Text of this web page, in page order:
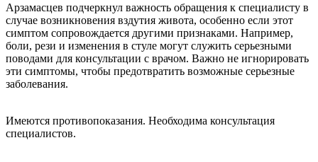
Арзамасцев подчеркнул важность обращения к специалисту в
случае возникновения вздутия живота, особенно если этот
симптом сопровождается другими признаками. Например,
боли, рези и изменения в стуле могут служить серьезными
поводами для консультации с врачом. Важно не игнорировать
эти симптомы, чтобы предотвратить возможные серьезные
заболевания.
Имеются противопоказания. Необходима консультация
специалистов.